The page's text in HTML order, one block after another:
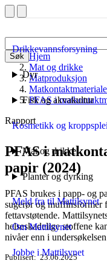
Søk
Drikkevannsforsyning
Dyr
Fisk og akvakultur
Kosmetikk og
Mat og drikke
Planter og dyrking
Meld fra til Mattilsynet
Om Mattilsynet
Jobbe i Mattilsynet
Hjem
Mat og drikke
Matproduksjon
PFAS i
Rapport
PFAS i
papir (2024)
PFAS brukes i papp- og
sugerør og muffinsformer
fettavstøtende.
helseskadelige stoffene
nivåer enn i
Publisert 23.06.2025